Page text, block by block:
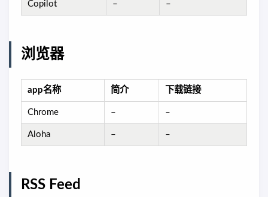
Copilot – –
浏览器
app名称 简介 下载链接
Chrome – –
Aloha – –
RSS Feed